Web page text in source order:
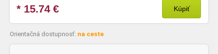
* 15.74€ Kúpiť
Orientačná dostupnosť: na ceste